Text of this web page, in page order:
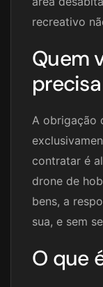
recreativo
Quem
A obrigação
contratar é
drone de
bens, a
sua, e sem
O que